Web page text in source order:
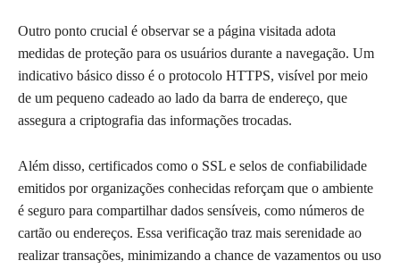
Outro ponto crucial é observar se a página visitada adota
medidas de proteção para os usuários durante a navegação. Um
indicativo básico disso é o protocolo HTTPS, visível por meio
de um pequeno cadeado ao lado da barra de endereço, que
assegura a criptografia das informações trocadas.
Além disso, certificados como o SSL e selos de confiabilidade
emitidos por organizações conhecidas reforçam que o ambiente
é seguro para compartilhar dados sensíveis, como números de
cartão ou endereços. Essa verificação traz mais serenidade ao
realizar transações, minimizando a chance de vazamentos ou uso